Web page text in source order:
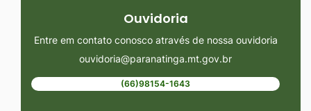
Ouvidoria
Entre em contato conosco através de nossa ouvidoria
ouvidoria@paranatinga.mt.gov.br
(66)98154-1643